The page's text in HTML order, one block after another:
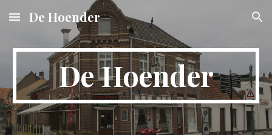
Skip to main content Skip to navigation
De Hoender
De Hoender